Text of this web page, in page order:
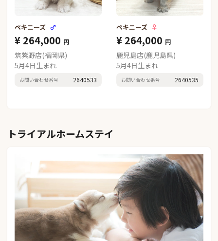
ペキニーズ ♂
¥ 264,000 円
筑紫野店(福岡県)
5月4日生まれ
お問い合わせ番号 2640533
ペキニーズ ♀
¥ 264,000 円
鹿児島店(鹿児島県)
5月4日生まれ
お問い合わせ番号 2640535
トライアルホームステイ